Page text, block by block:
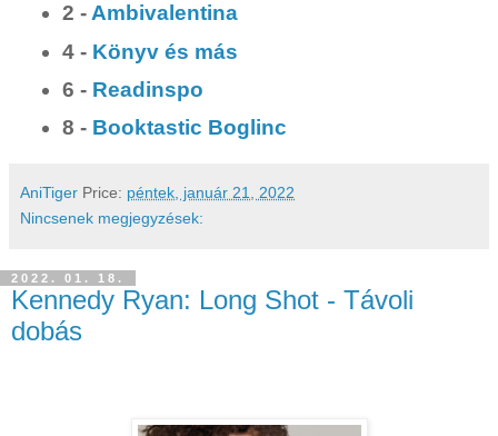
2 -Ambivalentina
4 - Könyv és más
6 - Readinspo
8 - Booktastic Boglinc
AniTiger Price: péntek, január 21, 2022
Nincsenek megjegyzések:
2022. 01. 18.
Kennedy Ryan: Long Shot - Távoli
dobás